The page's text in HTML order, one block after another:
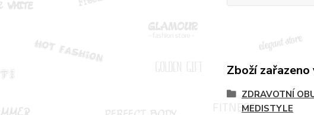
Zboží
ZDRAVOTNÍ
MEDISTYLE